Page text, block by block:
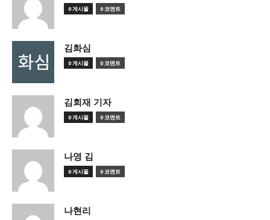
0 게시물 0 코멘트
김화심
0 게시물 0 코멘트
김회재 기자
0 게시물 0 코멘트
나영 김
0 게시물 0 코멘트
나현리